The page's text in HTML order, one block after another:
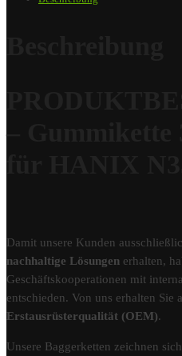
Damit unsere Kunden
nachhaltige Lösungen erhalten,
Geschäftskooperationen mit
entschieden. Von uns erhalten
Erstausrüsterqualität (OEM).
Unsere Baggerketten zeichnen